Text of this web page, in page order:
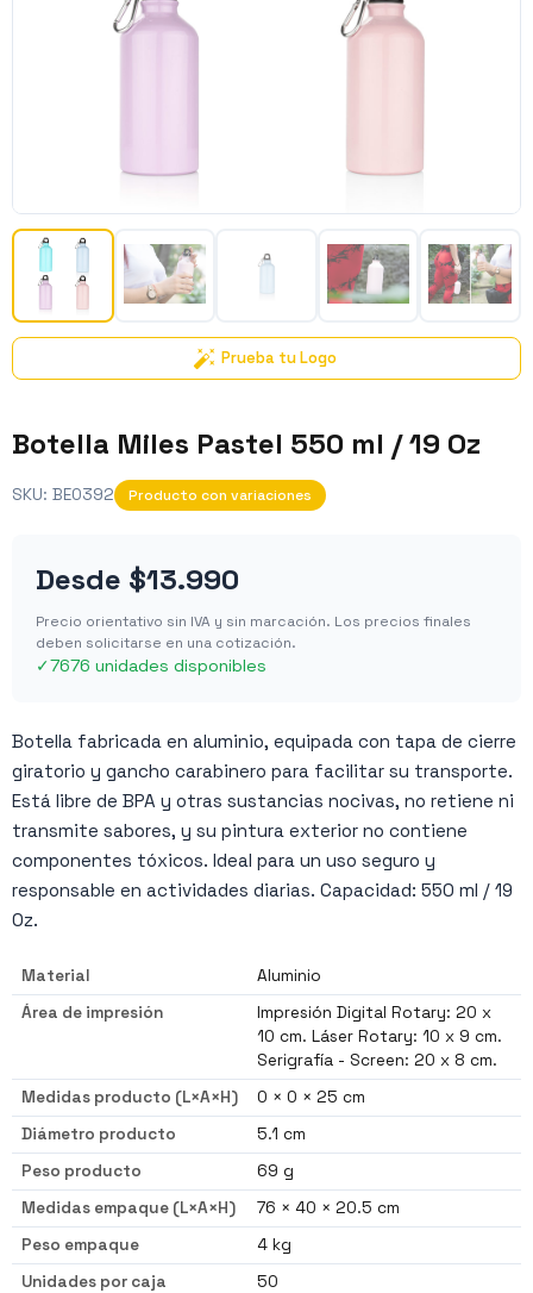
Prueba tu Logo
Botella Miles Pastel 550 ml / 19 Oz
SKU: BE0392 Producto con variaciones
Desde $13.990
Precio orientativo sin IVA y sin marcación. Los precios finales
deben solicitarse en una cotización.
✓7676 unidades disponibles
Botella fabricada en aluminio, equipada con tapa de cierre
giratorio y gancho carabinero para facilitar su transporte.
Está libre de BPA y otras sustancias nocivas, no retiene ni
transmite sabores, y su pintura exterior no contiene
componentes tóxicos. Ideal para un uso seguro y
responsable en actividades diarias. Capacidad: 550 ml / 19
Oz.
Material
Aluminio
Área de impresión
Impresión Digital Rotary: 20 x
10 cm. Láser Rotary: 10 x 9 cm.
Serigrafía - Screen: 20 x 8 cm.
Medidas producto (L×A×H)
0 × 0 × 25 cm
Diámetro producto
5.1 cm
Peso producto
69 g
Medidas empaque (L×A×H)
76 × 40 × 20.5 cm
Peso empaque
4 kg
Unidades por caja
50